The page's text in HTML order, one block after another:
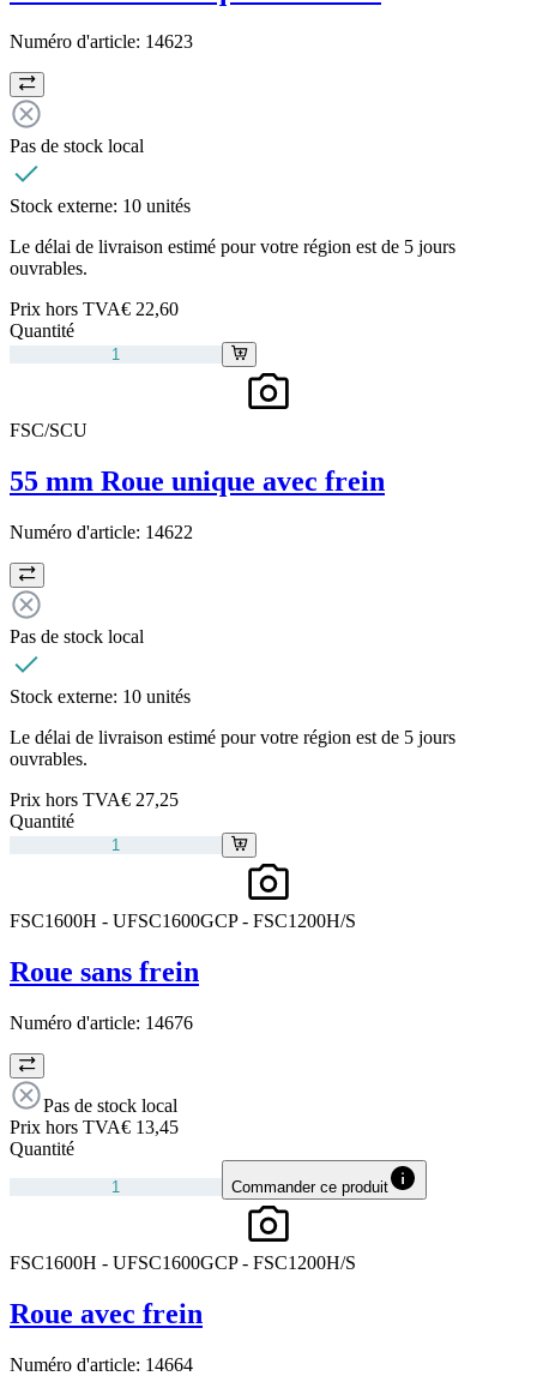
Numéro d'article: 14623
Pas de stock local
Stock externe: 10 unités
Le délai de livraison estimé pour votre région est de 5 jours
ouvrables.
Prix hors TVA€ 22,60
Quantité
FSC/SCU
55 mm Roue unique avec frein
Numéro d'article: 14622
Pas de stock local
Stock externe: 10 unités
Le délai de livraison estimé pour votre région est de 5 jours
ouvrables.
Prix hors TVA€ 27,25
Quantité
FSC1600H - UFSC1600GCP - FSC1200H/S
Roue sans frein
Numéro d'article: 14676
Pas de stock local
Prix hors TVA€ 13,45
Quantité
Commander ce produit
FSC1600H - UFSC1600GCP - FSC1200H/S
Roue avec frein
Numéro d'article: 14664